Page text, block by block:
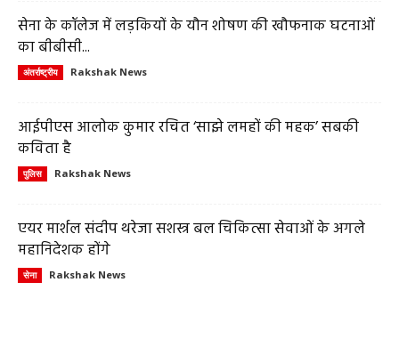
सेना के कॉलेज में लड़कियों के यौन शोषण की खौफनाक घटनाओं
का बीबीसी...
अंतर्राष्ट्रीय Rakshak News
आईपीएस आलोक कुमार रचित ‘साझे लमहों की महक’ सबकी
कविता है
पुलिस Rakshak News
एयर मार्शल संदीप थरेजा सशस्त्र बल चिकित्सा सेवाओं के अगले
महानिदेशक होंगे
सेना Rakshak News